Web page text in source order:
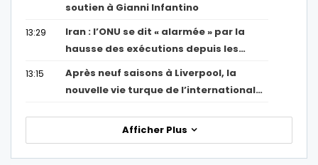
soutien à Gianni Infantino
13:29
Iran : l’ONU se dit « alarmée » par la
hausse des exécutions depuis les…
13:15
Après neuf saisons à Liverpool, la
nouvelle vie turque de l’international…
Afficher Plus